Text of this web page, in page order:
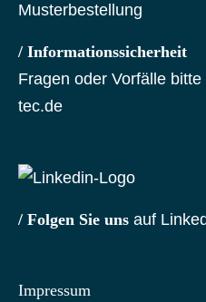
Musterbestellung
/ Informationssicherheit
Fragen oder Vorfälle
tec.de
/ Folgen Sie uns auf
Impressum